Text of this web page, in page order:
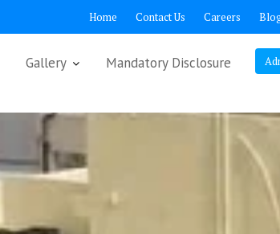
Home Contact Us Careers
Gallery Mandatory Disclosure